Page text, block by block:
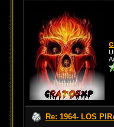
Re: 1964- LOS